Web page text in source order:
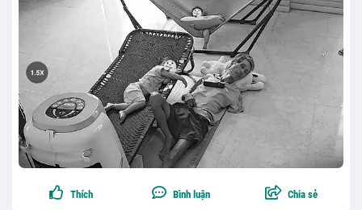
Thích Bình luận Chia sẻ